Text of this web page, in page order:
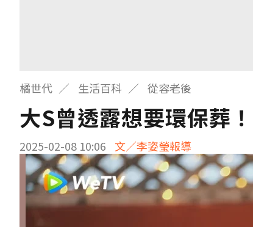
橘世代 生活百科 從容老後
大S曾透露想要環保葬
2025-02-08 10:06 文／李姿瑩報導